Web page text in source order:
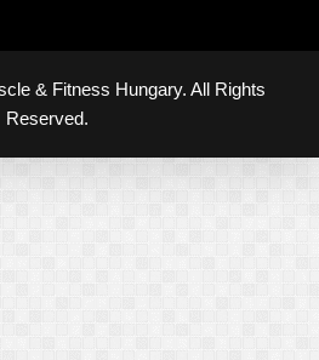
& Fitness Hungary. All Rights
Reserved.